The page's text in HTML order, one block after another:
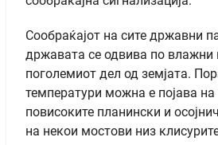
Сообраќајот на сите државни
државата се одвива по влажни
поголемиот дел од земјата.
температури можна е појава
повисоките планински и
на некои мостови низ